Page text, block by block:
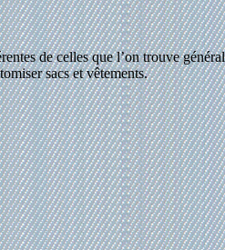
de celles que l’on trouve
sacs et vêtements.